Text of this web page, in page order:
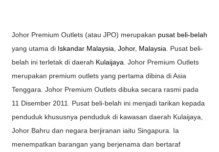
Johor Premium Outlets (atau JPO) merupakan pusat beli-belah
yang utama di Iskandar Malaysia Johor, Malaysia . Pusat beli-
belah ini terletak di daerah Kulaijaya . Johor Premium Outlets
merupakan premium outlets yang pertama dibina di Asia
Tenggara. Johor Premium Outlets dibuka secara rasmi pada
11 Disember 2011. Pusat beli-belah ini menjadi tarikan kepada
penduduk khususnya penduduk di kawasan daerah Kulaijaya,
Johor Bahru dan negara berjiranan iaitu Singapura. Ia
menempatkan barangan yang berjenama dan bertaraf